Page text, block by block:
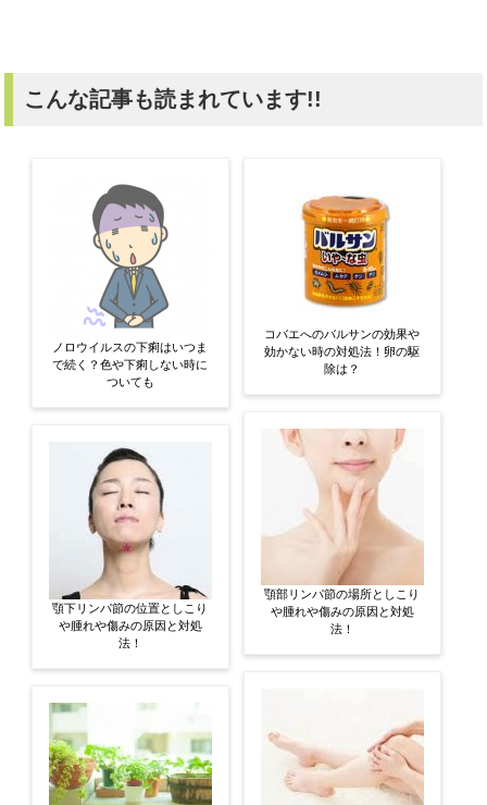
こんな記事も読まれています!!
ノロウイルスの下痢はいつま
で続く？色や下痢しない時に
ついても
顎下リンパ節の位置としこり
や腫れや傷みの原因と対処
法！
コバエへのバルサンの効果や
効かない時の対処法！卵の駆
除は？
顎部リンパ節の場所としこり
や腫れや傷みの原因と対処
法！